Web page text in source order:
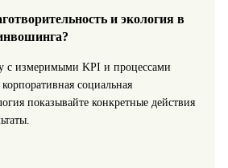
и экология в
с измеримыми KPI и процессами
социальная
показывайте конкретные действия